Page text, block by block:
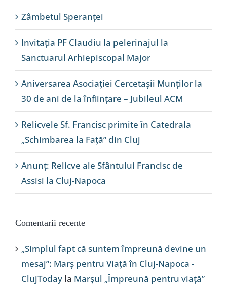
Zâmbetul Speranței
Invitația PF Claudiu la pelerinajul la
Sanctuarul Arhiepiscopal Major
Aniversarea Asociației Cercetașii Munților la
30 de ani de la înființare – Jubileul ACM
Relicvele Sf. Francisc primite în Catedrala
„Schimbarea la Față” din Cluj
Anunț: Relicve ale Sfântului Francisc de
Assisi la Cluj-Napoca
Comentarii recente
„Simplul fapt că suntem împreună devine un
mesaj”: Marș pentru Viață în Cluj-Napoca -
ClujToday la Marșul „Împreună pentru viață”